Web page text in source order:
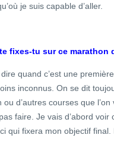
je suis capable d’aller.
fixes-tu sur ce marathon
dire quand c’est une
inconnus. On se dit
ou d’autres courses que
faire. Je vais d’abord
qui fixera mon objectif final.